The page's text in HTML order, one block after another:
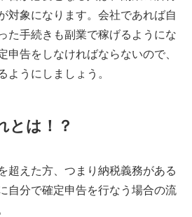
対象になります。会社であれば自
た手続きも副業で稼げるようにな
申告をしなければならないので、
ようにしましょう。
とは！？
超えた方、つまり納税義務がある
自分で確定申告を行なう場合の流